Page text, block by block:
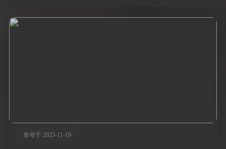
发布于 2023-11-19